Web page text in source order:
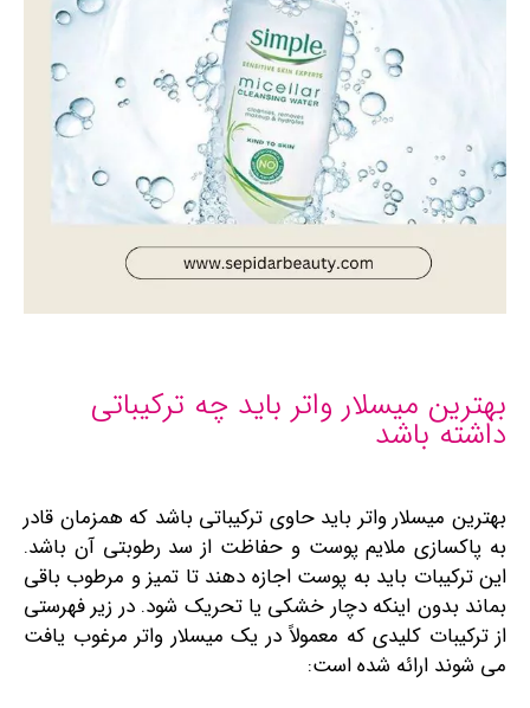
بهترین میسلار واتر باید چه ترکیباتی
داشته باشد
بهترین میسلار واتر باید حاوی ترکیباتی باشد که همزمان قادر
به پاکسازی ملایم پوست و حفاظت از سد رطوبتی آن باشد.
این ترکیبات باید به پوست اجازه دهند تا تمیز و مرطوب باقی
بماند بدون اینکه دچار خشکی یا تحریک شود. در زیر فهرستی
از ترکیبات کلیدی که معمولاً در یک میسلار واتر مرغوب یافت
می ‌شوند ارائه شده است: